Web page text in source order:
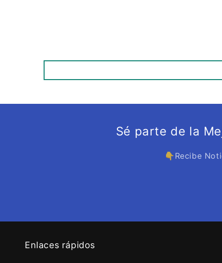
Sé parte de la
👇Recibe
Enlaces rápidos